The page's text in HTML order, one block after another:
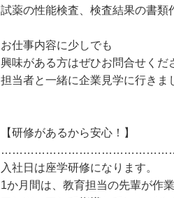
試薬の性能検査、検査結果の書類
お仕事内容に少しでも
興味がある方はぜひお問合せくだ
担当者と一緒に企業見学に行きま
【研修があるから安心！】
入社日は座学研修になります。
1か月間は、教育担当の先輩が作